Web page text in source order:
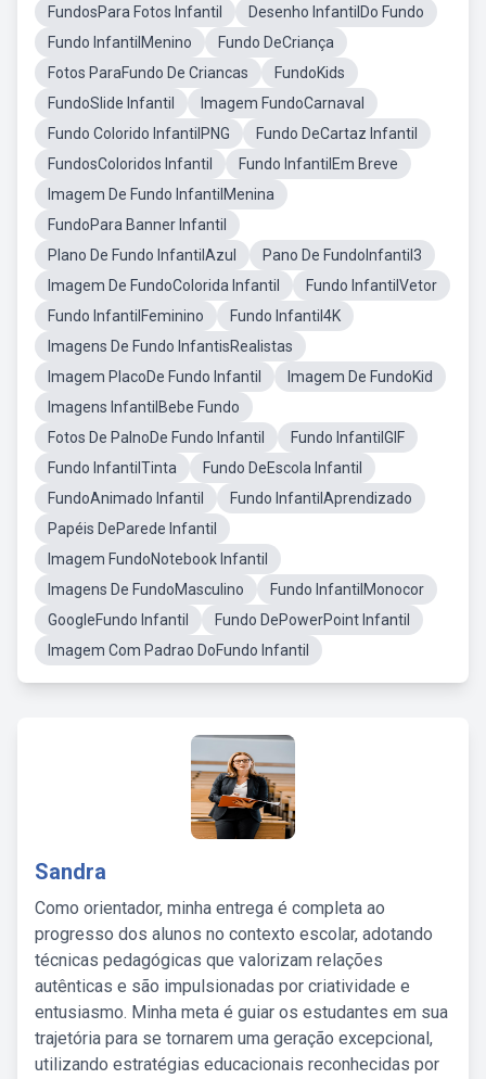
FundosPara Fotos Infantil
Desenho InfantilDo Fundo
Fundo InfantilMenino
Fundo DeCriança
Fotos ParaFundo De Criancas
FundoKids
FundoSlide Infantil
Imagem FundoCarnaval
Fundo Colorido InfantilPNG
Fundo DeCartaz Infantil
FundosColoridos Infantil
Fundo InfantilEm Breve
Imagem De Fundo InfantilMenina
FundoPara Banner Infantil
Plano De Fundo InfantilAzul
Pano De FundoInfantil3
Imagem De FundoColorida Infantil
Fundo InfantilVetor
Fundo InfantilFeminino
Fundo Infantil4K
Imagens De Fundo InfantisRealistas
Imagem PlacoDe Fundo Infantil
Imagem De FundoKid
Imagens InfantilBebe Fundo
Fotos De PalnoDe Fundo Infantil
Fundo InfantilGIF
Fundo InfantilTinta
Fundo DeEscola Infantil
FundoAnimado Infantil
Fundo InfantilAprendizado
Papéis DeParede Infantil
Imagem FundoNotebook Infantil
Imagens De FundoMasculino
Fundo InfantilMonocor
GoogleFundo Infantil
Fundo DePowerPoint Infantil
Imagem Com Padrao DoFundo Infantil
Sandra
Como orientador, minha entrega é completa ao
progresso dos alunos no contexto escolar, adotando
técnicas pedagógicas que valorizam relações
autênticas e são impulsionadas por criatividade e
entusiasmo. Minha meta é guiar os estudantes em sua
trajetória para se tornarem uma geração excepcional,
utilizando estratégias educacionais reconhecidas por